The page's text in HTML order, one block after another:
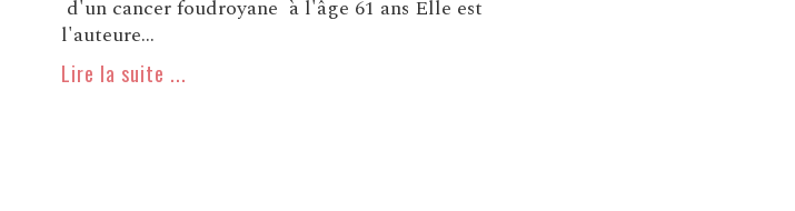
d'un cancer foudroyane à l'âge 61 ans Elle est
l'auteure...
Lire la suite ...